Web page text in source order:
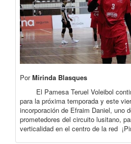
PorMirinda Blasques
El Pamesa Teruel Voleibol
para la próxima temporada y este
incorporación de Efraim Daniel, uno
prometedores del circuito lusitano,
verticalidad en el centro de la red